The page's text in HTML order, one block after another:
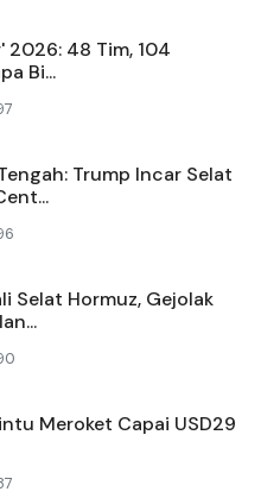
2026: 48 Tim, 104
Bi...
Trump Incar Selat
Selat Hormuz, Gejolak
Meroket Capai USD29